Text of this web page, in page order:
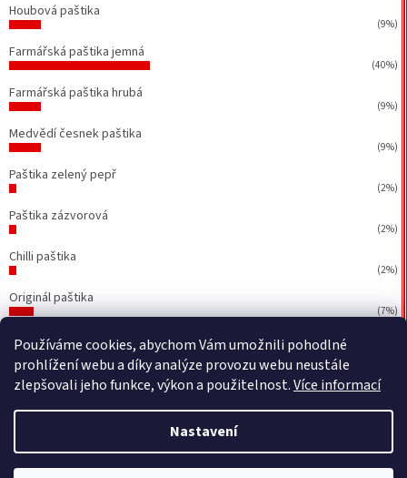
Používáme cookies, abychom Vám umožnili pohodlné
prohlížení webu a díky analýze provozu webu neustále
zlepšovali jeho funkce, výkon a použitelnost.Více informací
Nastavení
Houbová paštika
(9%)
Farmářská paštika jemná
(40%)
Farmářská paštika hrubá
(9%)
Medvědí česnek paštika
(9%)
Paštika zelený pepř
(2%)
Paštika zázvorová
(2%)
Chilli paštika
(2%)
Originál paštika
(7%)
Počet hlasů:43
Copyright 2026Petr Walla - Poctivé paštiky a jiné dobrůtky.